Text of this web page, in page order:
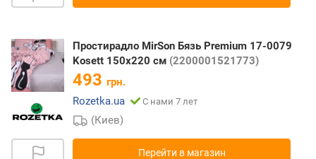
Простирадло MirSon Бязь Premium 17-0079
Kosett 150х220 см (2200001521773)
493 грн.
Rozetka.ua
С нами 7 лет
(Киев)
Перейти в магазин